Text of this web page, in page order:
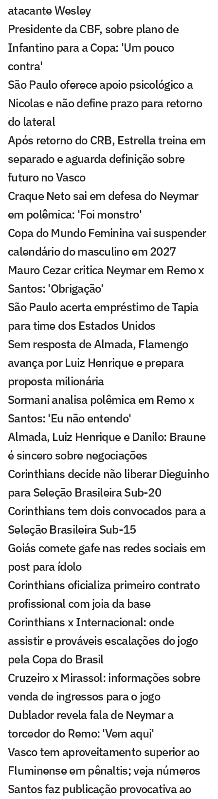
atacante Wesley
Presidente da CBF, sobre plano de
Infantino para a Copa: 'Um pouco
contra'
São Paulo oferece apoio psicológico a
Nicolas e não define prazo para retorno
do lateral
Após retorno do CRB, Estrella treina em
separado e aguarda definição sobre
futuro no Vasco
Craque Neto sai em defesa do Neymar
em polêmica: 'Foi monstro'
Copa do Mundo Feminina vai suspender
calendário do masculino em 2027
Mauro Cezar critica Neymar em Remo x
Santos: 'Obrigação'
São Paulo acerta empréstimo de Tapia
para time dos Estados Unidos
Sem resposta de Almada, Flamengo
avança por Luiz Henrique e prepara
proposta milionária
Sormani analisa polêmica em Remo x
Santos: 'Eu não entendo'
Almada, Luiz Henrique e Danilo: Braune
é sincero sobre negociações
Corinthians decide não liberar Dieguinho
para Seleção Brasileira Sub-20
Corinthians tem dois convocados para a
Seleção Brasileira Sub-15
Goiás comete gafe nas redes sociais em
post para ídolo
Corinthians oficializa primeiro contrato
profissional com joia da base
Corinthians x Internacional: onde
assistir e prováveis escalações do jogo
pela Copa do Brasil
Cruzeiro x Mirassol: informações sobre
venda de ingressos para o jogo
Dublador revela fala de Neymar a
torcedor do Remo: 'Vem aqui'
Vasco tem aproveitamento superior ao
Fluminense em pênaltis; veja números
Santos faz publicação provocativa ao